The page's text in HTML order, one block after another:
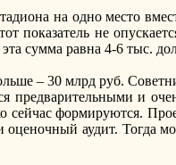
на одно место
показатель не
сумма равна 4-6 тыс.
– 30 млрд руб.
предварительными и
сейчас формируются.
оценочный аудит. Тогда